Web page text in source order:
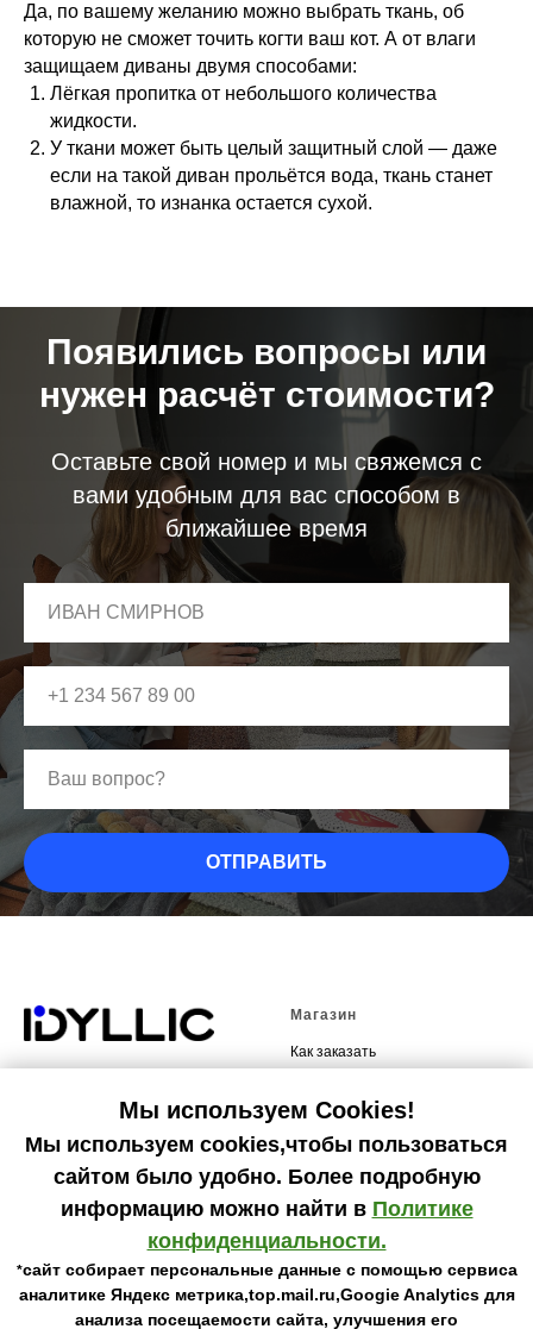
Да, по вашему желанию можно выбрать ткань, об
которую не сможет точить когти ваш кот. А от влаги
защищаем диваны двумя способами:
Лёгкая пропитка от небольшого количества
жидкости.
У ткани может быть целый защитный слой — даже
если на такой диван прольётся вода, ткань станет
влажной, то изнанка остается сухой.
Появились вопросы или
нужен расчёт стоимости?
Оставьте свой номер и мы свяжемся с
вами удобным для вас способом в
ближайшее время
ОТПРАВИТЬ
Магазин
Как заказать
Почему надо к нам заехать
Партнерам
Дизайнерам
О компании
О нас
Галерея
Акции
Контакты
Мы используем Сookies!
Мы используем cookies,чтобы пользоваться
сайтом было удобно. Более подробную
информацию можно найти в Политике
конфиденциальности.
*сайт собирает персональные данные с помощью сервиса
аналитике Яндекс метрика,top.mail.ru,Googie Analytics для
анализа посещаемости сайта, улучшения его